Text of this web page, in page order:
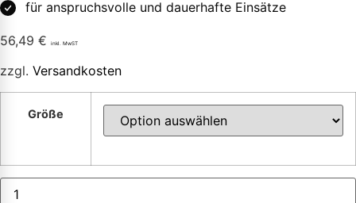
für anspruchsvolle und dauerhafte Einsätze
56,49 € inkl. MwST
zzgl. Versandkosten
Größe